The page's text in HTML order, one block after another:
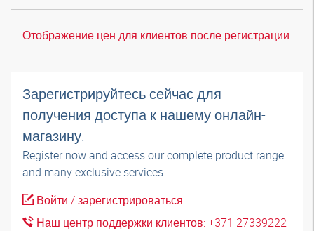
Отображение цен для клиентов после регистрации.
Зарегистрируйтесь сейчас для
получения доступа к нашему онлайн-
магазину.
Register now and access our complete product range
and many exclusive services.
Войти / зарегистрироваться
Наш центр поддержки клиентов: +371 27339222